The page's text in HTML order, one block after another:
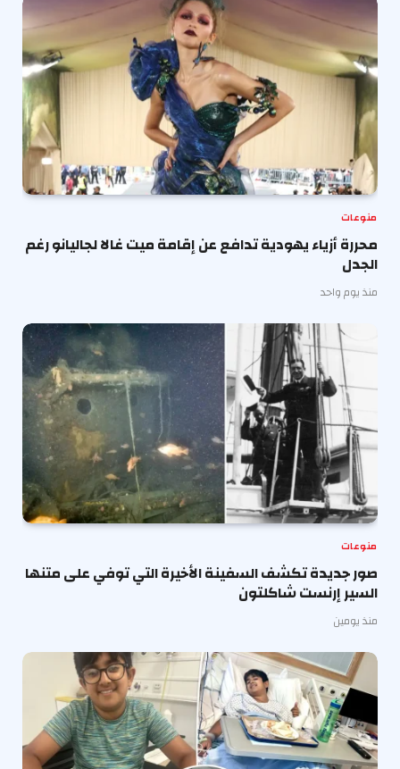
منوعات
محررة أزياء يهودية تدافع عن إقامة ميت غالا لجاليانو رغم
الجدل
منذ يوم واحد
منوعات
صور جديدة تكشف السفينة الأخيرة التي توفي على متنها
السير إرنست شاكلتون
منذ يومين